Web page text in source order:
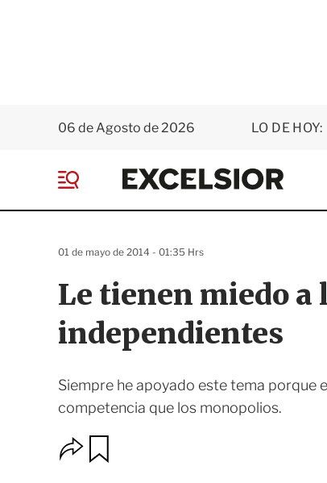
06 de Agosto de 2026 LO DE HOY:
E
x
e
r
e
Le tienen miedo a
independientes
Siempre he apoyado este tema porque
competencia que los monopolios.
01 de mayo de 2014 - 01:35 Hrs
O
p